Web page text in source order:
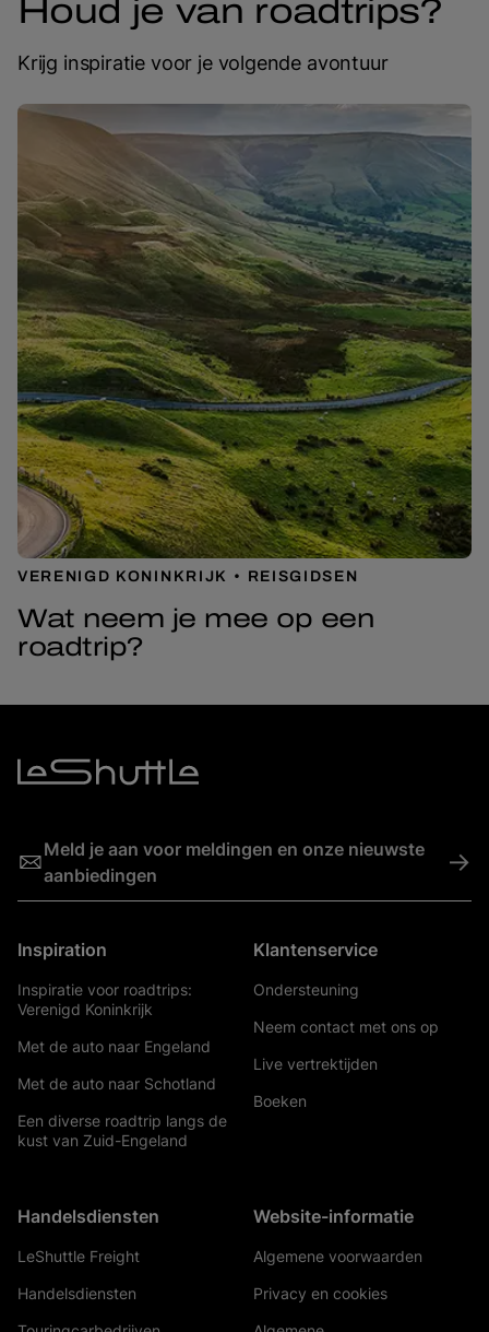
Houd je van roadtrips?
Krijg inspiratie voor je volgende avontuur
VERENIGD KONINKRIJK REISGIDSEN
Wat neem je mee op een
roadtrip?
Meld je aan voor meldingen en onze nieuwste
aanbiedingen
->
Inspiration
Inspiratie voor roadtrips:
Verenigd Koninkrijk
Met de auto naar Engeland
Met de auto naar Schotland
Een diverse roadtrip langs de
kust van Zuid-Engeland
Klantenservice
Ondersteuning
Neem contact met ons op
Live vertrektijden
Boeken
Handelsdiensten
LeShuttle Freight
Handelsdiensten
Website-informatie
Algemene voorwaarden
Privacy en cookies